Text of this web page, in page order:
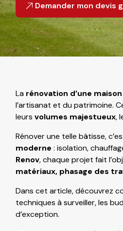
Demander mon devis
La rénovation d’une
l’artisanat et du patrimoine.
leurs volumes majestueux,
Rénover une telle bâtisse,
moderne : isolation,
Renov, chaque projet fait
matériaux, phasage des
Dans cet article, découvrez
techniques à surveiller, les
d’exception.